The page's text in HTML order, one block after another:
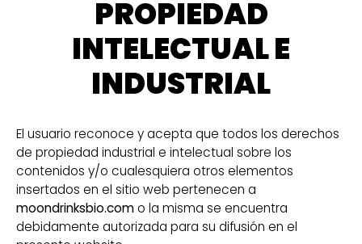
PROPIEDAD
INTELECTUAL E
INDUSTRIAL
El usuario reconoce y acepta que todos los derechos
de propiedad industrial e intelectual sobre los
contenidos y/o cualesquiera otros elementos
insertados en el sitio web pertenecen a
moondrinksbio.como la misma se encuentra
debidamente autorizada para su difusión en el